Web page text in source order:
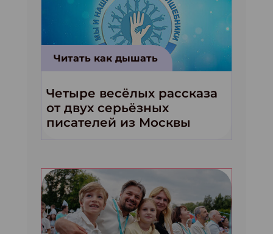
Читать как дышать
Четыре весёлых рассказа
от двух серьёзных
писателей из Москвы